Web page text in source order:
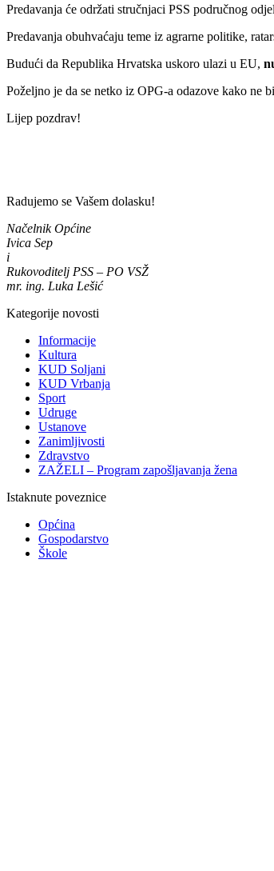
Predavanja će održati stručnjaci PSS područnog
Predavanja obuhvaćaju teme iz agrarne politike,
Budući da Republika Hrvatska uskoro ulazi u EU,
Poželjno je da se netko iz OPG-a odazove kako ne
Lijep pozdrav!
Radujemo se Vašem dolasku!
Načelnik Općine
Ivica Sep
i
Rukovoditelj PSS – PO VSŽ
mr. ing. Luka Lešić
Kategorije novosti
Informacije
Kultura
KUD Soljani
KUD Vrbanja
Sport
Udruge
Ustanove
Zanimljivosti
Zdravstvo
ZAŽELI – Program zapošljavanja žena
Istaknute poveznice
Općina
Gospodarstvo
Škole